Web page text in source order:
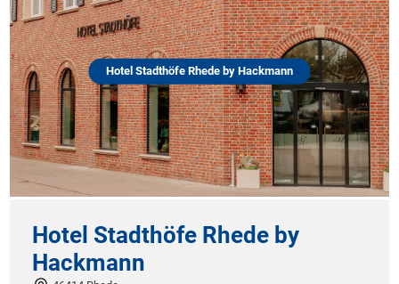
Hotel Stadthöfe Rhede by Hackmann
Rhede by